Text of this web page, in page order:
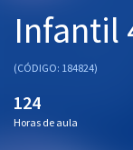
Conteúdo gratuito
Infantil
(CÓDIGO: 184824)
124
Horas de aula